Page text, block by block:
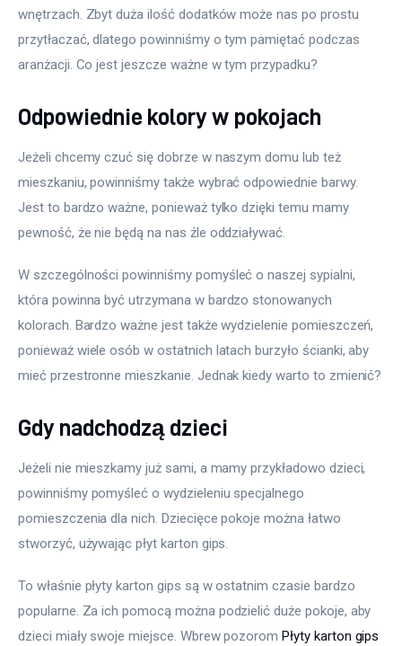
wnętrzach. Zbyt duża ilość dodatków może nas po prostu
przytłaczać, dlatego powinniśmy o tym pamiętać podczas
aranżacji. Co jest jeszcze ważne w tym przypadku?
Odpowiednie kolory w pokojach
Jeżeli chcemy czuć się dobrze w naszym domu lub też
mieszkaniu, powinniśmy także wybrać odpowiednie barwy.
Jest to bardzo ważne, ponieważ tylko dzięki temu mamy
pewność, że nie będą na nas źle oddziaływać.
W szczególności powinniśmy pomyśleć o naszej sypialni,
która powinna być utrzymana w bardzo stonowanych
kolorach. Bardzo ważne jest także wydzielenie pomieszczeń,
ponieważ wiele osób w ostatnich latach burzyło ścianki, aby
mieć przestronne mieszkanie. Jednak kiedy warto to zmienić?
Gdy nadchodzą dzieci
Jeżeli nie mieszkamy już sami, a mamy przykładowo dzieci,
powinniśmy pomyśleć o wydzieleniu specjalnego
pomieszczenia dla nich. Dziecięce pokoje można łatwo
stworzyć, używając płyt karton gips.
To właśnie płyty karton gips są w ostatnim czasie bardzo
popularne. Za ich pomocą można podzielić duże pokoje, aby
dzieci miały swoje miejsce. Wbrew pozorom Płyty karton gips